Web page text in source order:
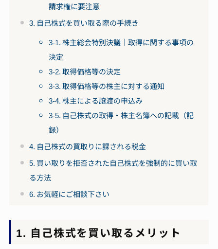
請求権に要注意
3. 自己株式を買い取る際の手続き
3-1. 株主総会特別決議｜取得に関する事項の
決定
3-2. 取得価格等の決定
3-3. 取得価格等の株主に対する通知
3-4. 株主による譲渡の申込み
3-5. 自己株式の取得・株主名簿への記載（記
録）
4. 自己株式の買取りに課される税金
5. 買い取りを拒否された自己株式を強制的に買い取
る方法
6. お気軽にご相談下さい
1. 自己株式を買い取るメリット